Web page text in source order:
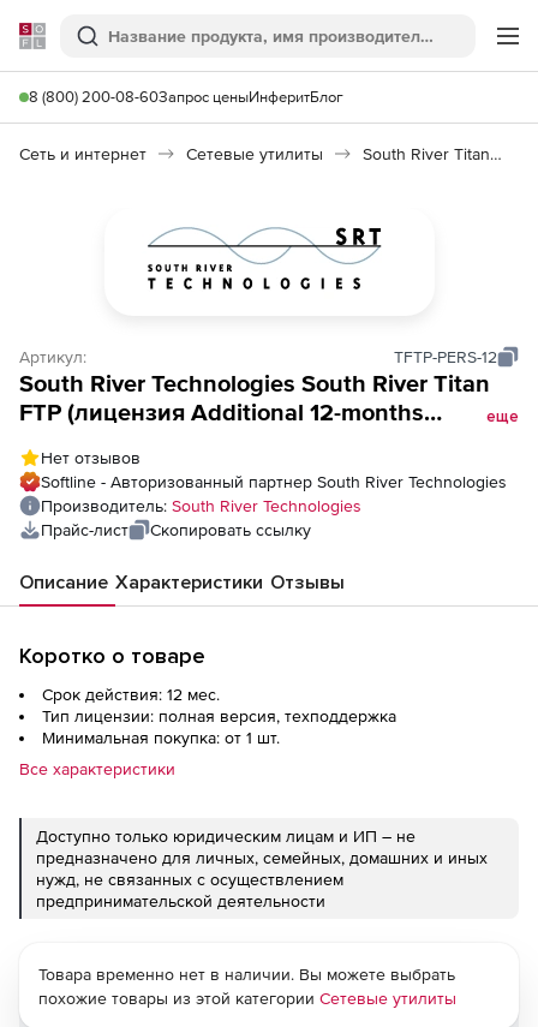
Softline
Поиск
8 (800) 200-08-60Запрос ценыИнферитБлог
Сеть и интернет Сетевые утилиты South River Titan FTP
Артикул: TFTP-PERS-12
South River Technologies South River Titan
FTP (лицензия Additional 12-months
еще
Нет отзывов
Softline - Авторизованный партнер South River Technologies
Производитель: South River Technologies
Прайс-лист
Скопировать ссылку
Описание Характеристики Отзывы
Коротко о товаре
Срок действия: 12 мес.
Тип лицензии: полная версия, техподдержка
Минимальная покупка: от 1 шт.
Все характеристики
Доступно только юридическим лицам и ИП – не
предназначено для личных, семейных, домашних и иных
нужд, не связанных с осуществлением
предпринимательской деятельности
Товара временно нет в наличии. Вы можете выбрать
похожие товары из этой категории Сетевые утилиты